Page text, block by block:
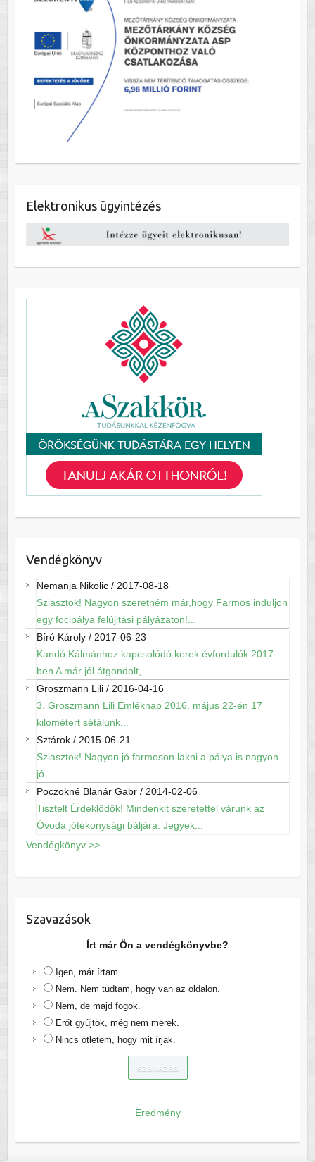
Elektronikus ügyintézés
Vendégkönyv
Nemanja Nikolic/ 2017-08-18
Sziasztok! Nagyon szeretném már,hogy Farmos induljon
egy focipálya felújitási pályázaton!...
Bíró Károly/ 2017-06-23
Kandó Kálmánhoz kapcsolódó kerek évfordulók 2017-
ben A már jól átgondolt,...
Groszmann Lili/ 2016-04-16
3. Groszmann Lili Emléknap 2016. május 22-én 17
kilométert sétálunk...
Sztárok/ 2015-06-21
Sziasztok! Nagyon jó farmoson lakni a pálya is nagyon
jó...
Poczokné Blanár Gabr/ 2014-02-06
Tisztelt Érdeklődők! Mindenkit szeretettel várunk az
Óvoda jótékonysági báljára. Jegyek...
Vendégkönyv >>
Szavazások
Írt már Ön a vendégkönyvbe?
Igen, már írtam.
Nem. Nem tudtam, hogy van az oldalon.
Nem, de majd fogok.
Erőt gyűjtök, még nem merek.
Nincs ötletem, hogy mit írjak.
Eredmény